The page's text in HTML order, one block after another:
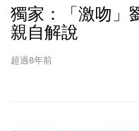
獨家：「激吻
親自解說
超過8年前